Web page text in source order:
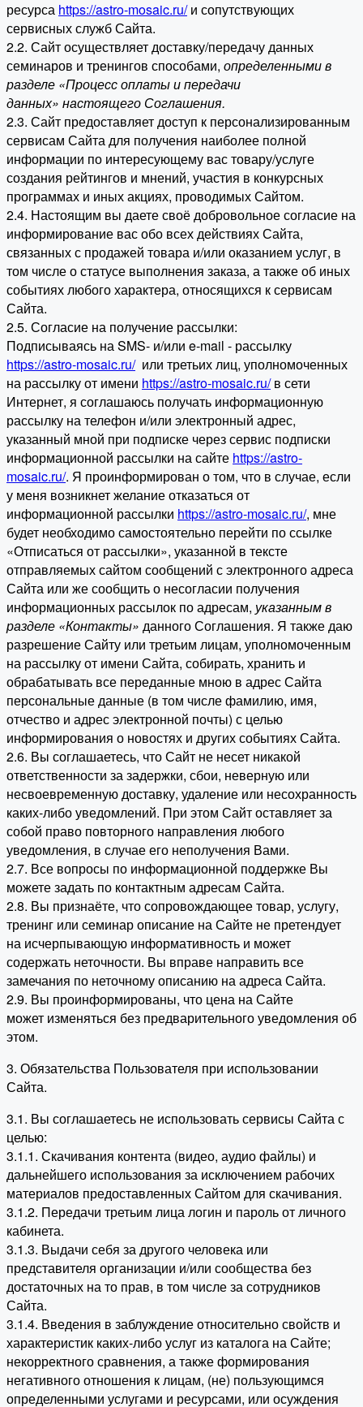
ресурса https://astro-mosaic.ru/и сопутствующих
сервисных служб Сайта.
2.2. Сайт осуществляет доставку/передачу данных
семинаров и тренингов способами, определенными в
разделе «Процесс оплаты и передачи
данных» настоящего Соглашения.
2.3. Сайт предоставляет доступ к персонализированным
сервисам Сайта для получения наиболее полной
информации по интересующему вас товару/услуге
создания рейтингов и мнений, участия в конкурсных
программах и иных акциях, проводимых Сайтом.
2.4. Настоящим вы даете своё добровольное согласие на
информирование вас обо всех действиях Сайта,
связанных с продажей товара и/или оказанием услуг, в
том числе о статусе выполнения заказа, а также об иных
событиях любого характера, относящихся к сервисам
Сайта.
2.5. Согласие на получение рассылки:
Подписываясь на SMS- и/или e-mail - рассылку
https://astro-mosaic.ru/или третьих лиц, уполномоченных
на рассылку от имени https://astro-mosaic.ru/в сети
Интернет, я соглашаюсь получать информационную
рассылку на телефон и/или электронный адрес,
указанный мной при подписке через сервис подписки
информационной рассылки на сайте https://astro-
mosaic.ru/. Я проинформирован о том, что в случае, если
у меня возникнет желание отказаться от
информационной рассылки https://astro-mosaic.ru/, мне
будет необходимо самостоятельно перейти по ссылке
«Отписаться от рассылки», указанной в тексте
отправляемых сайтом сообщений с электронного адреса
Сайта или же сообщить о несогласии получения
информационных рассылок по адресам, указанным в
разделе «Контакты» данного Соглашения. Я также даю
разрешение Сайту или третьим лицам, уполномоченным
на рассылку от имени Сайта, собирать, хранить и
обрабатывать все переданные мною в адрес Сайта
персональные данные (в том числе фамилию, имя,
отчество и адрес электронной почты) с целью
информирования о новостях и других событиях Сайта.
2.6. Вы соглашаетесь, что Сайт не несет никакой
ответственности за задержки, сбои, неверную или
несвоевременную доставку, удаление или несохранность
каких-либо уведомлений. При этом Сайт оставляет за
собой право повторного направления любого
уведомления, в случае его неполучения Вами.
2.7. Все вопросы по информационной поддержке Вы
можете задать по контактным адресам Сайта.
2.8. Вы признаёте, что сопровождающее товар, услугу,
тренинг или семинар описание на Сайте не претендует
на исчерпывающую информативность и может
содержать неточности. Вы вправе направить все
замечания по неточному описанию на адреса Сайта.
2.9. Вы проинформированы, что цена на Сайте
может изменяться без предварительного уведомления об
этом.
3. Обязательства Пользователя при использовании
Сайта.
3.1. Вы соглашаетесь не использовать сервисы Сайта с
целью:
3.1.1. Скачивания контента (видео, аудио файлы) и
дальнейшего использования за исключением рабочих
материалов предоставленных Сайтом для скачивания.
3.1.2. Передачи третьим лица логин и пароль от личного
кабинета.
3.1.3. Выдачи себя за другого человека или
представителя организации и/или сообщества без
достаточных на то прав, в том числе за сотрудников
Сайта.
3.1.4. Введения в заблуждение относительно свойств и
характеристик каких-либо услуг из каталога на Сайте;
некорректного сравнения, а также формирования
негативного отношения к лицам, (не) пользующимся
определенными услугами и ресурсами, или осуждения